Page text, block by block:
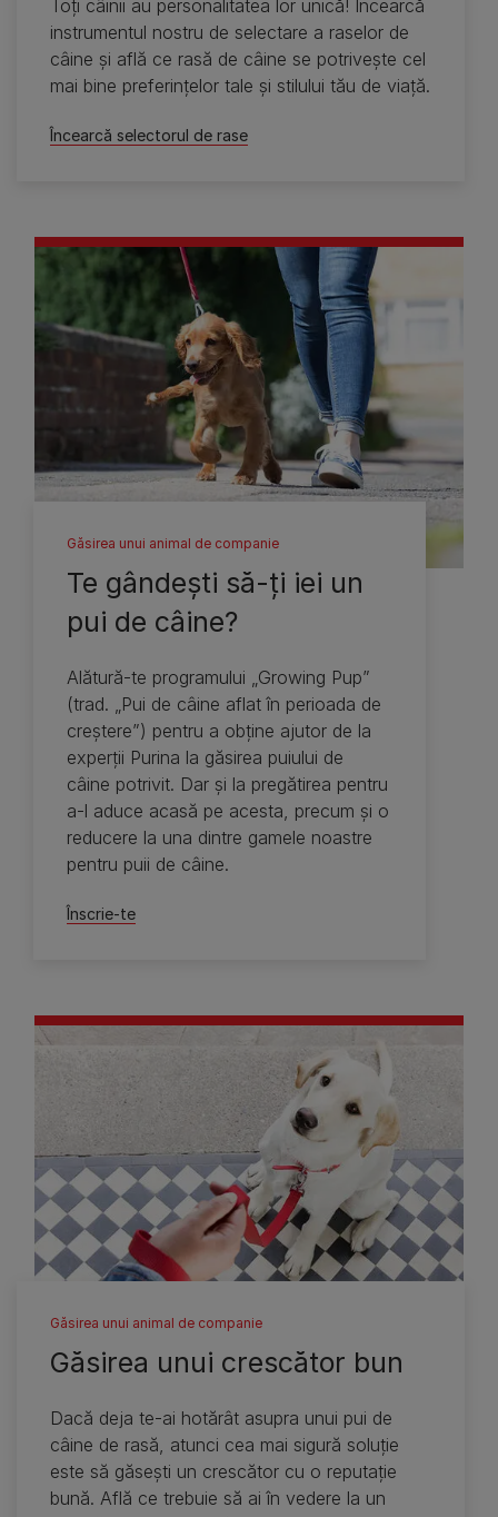
Toţi câinii au personalitatea lor unică! Încearcă
instrumentul nostru de selectare a raselor de
câine şi află ce rasă de câine se potriveşte cel
mai bine preferinţelor tale şi stilului tău de viaţă.
Încearcă selectorul de rase
Găsirea unui animal de companie
Te gândeşti să-ţi iei un
pui de câine?
Alătură-te programului „Growing Pup”
(trad. „Pui de câine aflat în perioada de
creştere”) pentru a obţine ajutor de la
experţii Purina la găsirea puiului de
câine potrivit. Dar şi la pregătirea pentru
a-l aduce acasă pe acesta, precum şi o
reducere la una dintre gamele noastre
pentru puii de câine.
Înscrie-te
Găsirea unui animal de companie
Găsirea unui crescător bun
Dacă deja te-ai hotărât asupra unui pui de
câine de rasă, atunci cea mai sigură soluţie
este să găseşti un crescător cu o reputaţie
bună. Află ce trebuie să ai în vedere la un